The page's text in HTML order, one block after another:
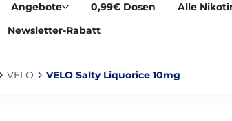
Angebote 0,99€ Dosen Alle
Newsletter-Rabatt
VELO‎ VELO Salty Liquorice 10mg‎